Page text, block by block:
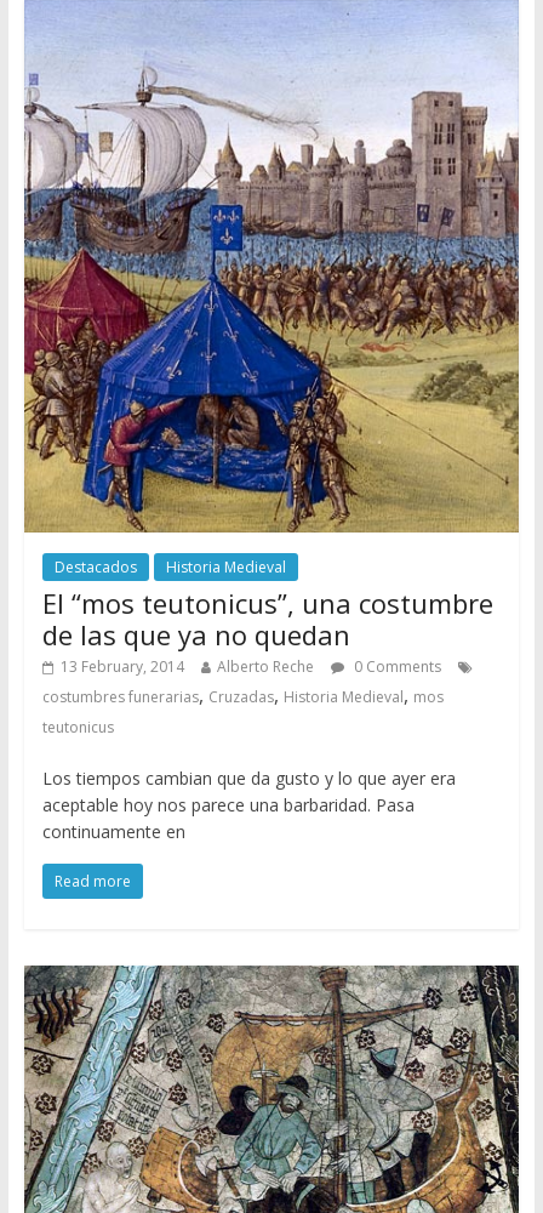
Destacados Historia Medieval
El “mos teutonicus”, una costumbre
de las que ya no quedan
13 February, 2014 Alberto Reche
0 Comments
costumbres funerarias, Cruzadas, Historia Medieval, mos
teutonicus
Los tiempos cambian que da gusto y lo que ayer era
aceptable hoy nos parece una barbaridad. Pasa
continuamente en
Read more